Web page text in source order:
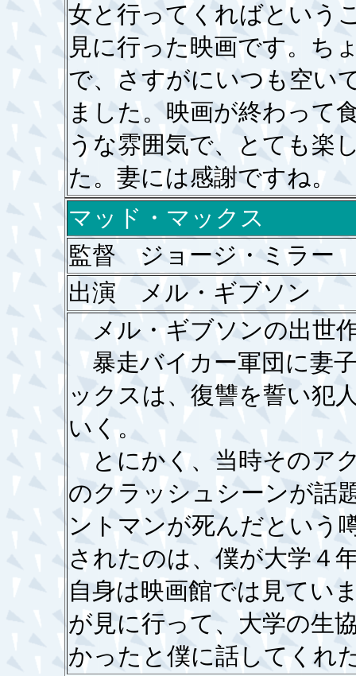
女と行ってくればという
見に行った映画です。ち
で、さすがにいつも空い
ました。映画が終わって
うな雰囲気で、とても楽
た。妻には感謝ですね。
マッド・マックス
監督 ジョージ・ミラー
出演 メル・ギブソン
メル・ギブソンの出世
暴走バイカー軍団に妻
ックスは、復讐を誓い犯
いく。
とにかく、当時そのア
のクラッシュシーンが話
ントマンが死んだという
されたのは、僕が大学４
自身は映画館では見てい
が見に行って、大学の生
かったと僕に話してくれ